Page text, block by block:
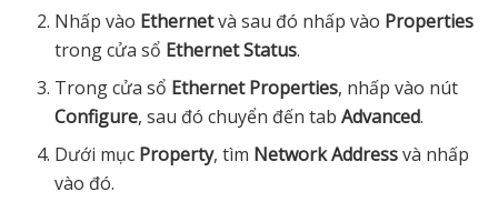
Nhấp vào Ethernetvà sau đó nhấp vào Properties
trong cửa sổ Ethernet Status.
Trong cửa sổ Ethernet Properties, nhấp vào nút
Configure, sau đó chuyển đến tabAdvanced.
Dưới mục Property, tìm Network Addressvà nhấp
vào đó.